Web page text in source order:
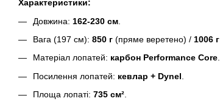
Характеристики:
Довжина: 162-230 см
Вага (197 см): 850 г (пряме веретено) / 1006 г
Матеріал лопатей: карбон Performance Core.
Посилення лопатей: кевлар + Dynel
Площа лопаті: 735 см²